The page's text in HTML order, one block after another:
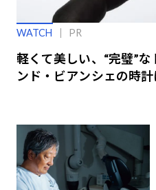
WATCH PR
軽くて美しい、“完璧”
ンド・ビアンシェの時